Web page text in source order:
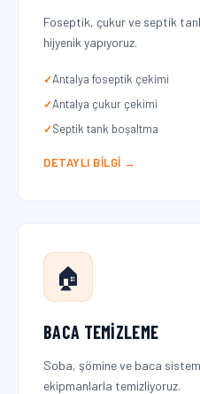
Foseptik, çukur ve septik
hijyenik yapıyoruz.
Antalya foseptik çekimi
Antalya çukur çekimi
Septik tank boşaltma
DETAYLI BILGI →
🏠
BACA TEMIZLEME
Soba, şömine ve baca
ekipmanlarla temizliyoruz.